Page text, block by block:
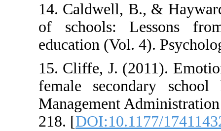
14. Caldwell,
of schools:
education (Vol.
15. Cliffe, J.
female
Management
218. [